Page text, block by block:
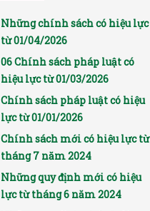
Những chính sách có hiệu lực
từ 01/04/2026
06 Chính sách pháp luật có
hiệu lực từ 01/03/2026
Chính sách pháp luật có hiệu
lực từ 01/01/2026
Chính sách mới có hiệu lực từ
tháng 7 năm 2024
Những quy định mới có hiệu
lực từ tháng 6 năm 2024